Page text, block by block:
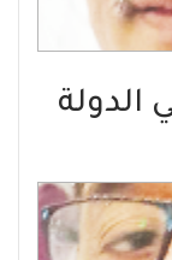
الدولة